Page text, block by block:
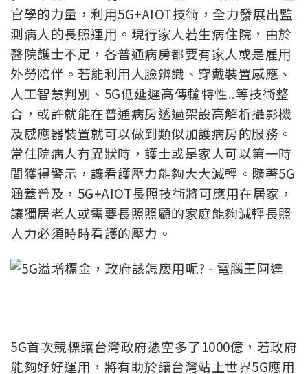
官學的力量，利用5G+AIOT技術，全力發展出監
測病人的長照運用。現行家人若生病住院，由於
醫院護士不足，各普通病房都要有家人或是雇用
外勞陪伴。若能利用人臉辨識、穿戴裝置感應、
人工智慧判別、5G低延遲高傳輸特性..等技術整
合，或許就能在普通病房透過架設高解析攝影機
及感應器裝置就可以做到類似加護病房的服務。
當住院病人有異狀時，護士或是家人可以第一時
間獲得警示，讓看護壓力能夠大大減輕。隨著5G
涵蓋普及，5G+AIOT長照技術將可應用在居家，
讓獨居老人或需要長照照顧的家庭能夠減輕長照
人力必須時時看護的壓力。
5G首次競標讓台灣政府憑空多了1000億，若政府
能夠好好運用，將有助於讓台灣站上世界5G應用